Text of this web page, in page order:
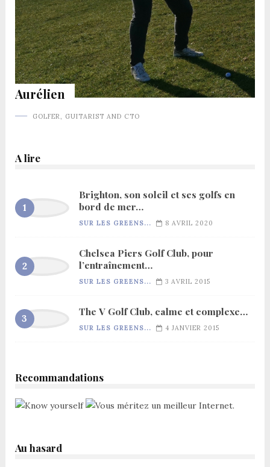
Aurélien
GOLFER, GUITARIST AND CTO
A lire
Brighton, son soleil et ses golfs en
bord de mer…
SUR LES GREENS... 8 AVRIL 2020
Chelsea Piers Golf Club, pour
l’entraînement…
SUR LES GREENS... 3 AVRIL 2015
The V Golf Club, calme et complexe…
SUR LES GREENS... 4 JANVIER 2015
Recommandations
Au hasard